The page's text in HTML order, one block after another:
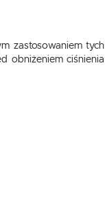
zastosowaniem tych
obniżeniem ciśnienia